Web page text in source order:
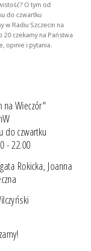
O tym od
do czwartku
w Radiu Szczecin na
20 czekamy na Państwa
opinie i pytania.
na Wieczór"
do czwartku
- 22.00
Rokicka, Joanna